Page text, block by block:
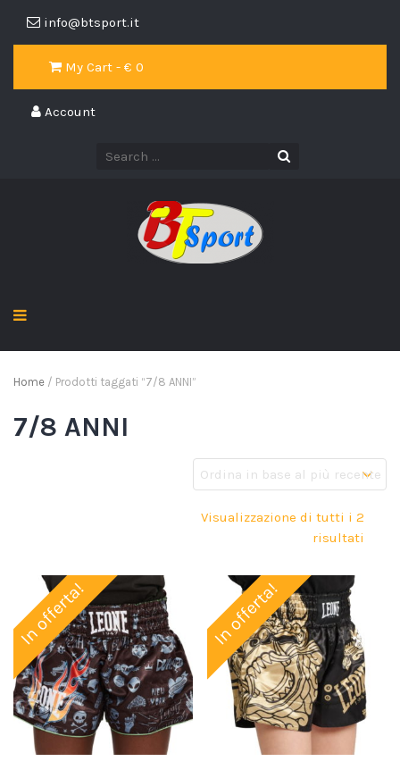
info@btsport.it
My Cart - € 0
Account
Home / Prodotti taggati “7/8 ANNI”
7/8 ANNI
Visualizzazione di tutti i 2
risultati
In offerta! In offerta!